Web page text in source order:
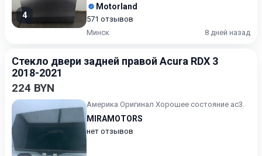
4
Motorland
571 отзывов
Минск
8 дней назад
Стекло двери задней правой Acura RDX 3
2018-2021
224 BYN
Америка Оригинал Хорошее состояние ас3.
MIRAMOTORS
нет отзывов